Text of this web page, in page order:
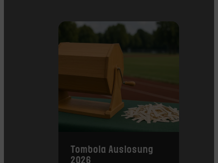
Tombola Auslosung
2026